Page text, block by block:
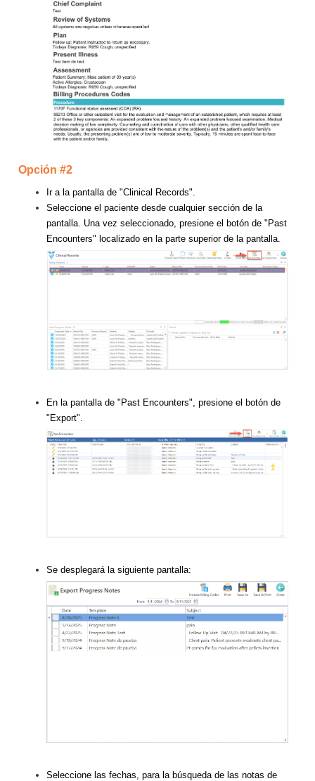
Opción #2
Ir a la pantalla de "Clinical Records".
Seleccione el paciente desde cualquier sección de la
pantalla. Una vez seleccionado, presione el botón de "Past
Encounters" localizado en la parte superior de la pantalla.
En la pantalla de "Past Encounters", presione el botón de
"Export".
Se desplegará la siguiente pantalla:
Seleccione las fechas, para la búsqueda de las notas de